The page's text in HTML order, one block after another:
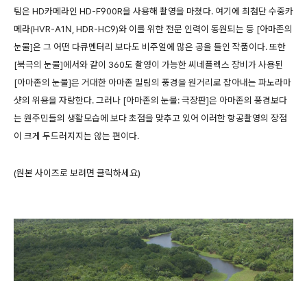
팀은 HD카메라인 HD-F900R을 사용해 촬영을 마쳤다. 여기에 최첨단 수중카
메라(HVR-A1N, HDR-HC9)와 이를 위한 전문 인력이 동원되는 등 [아마존의
눈물]은 그 어떤 다큐멘터리 보다도 비주얼에 많은 공을 들인 작품이다. 또한
[북극의 눈물]에서와 같이 360도 촬영이 가능한 씨네플렉스 장비가 사용된
[아마존의 눈물]은 거대한 아마존 밀림의 풍경을 원거리로 잡아내는 파노라마
샷의 위용을 자랑한다. 그러나 [아마존의 눈물: 극장판]은 아마존의 풍경보다
는 원주민들의 생활모습에 보다 초점을 맞추고 있어 이러한 항공촬영의 장점
이 크게 두드러지지는 않는 편이다.
(원본 사이즈로 보려면 클릭하세요)